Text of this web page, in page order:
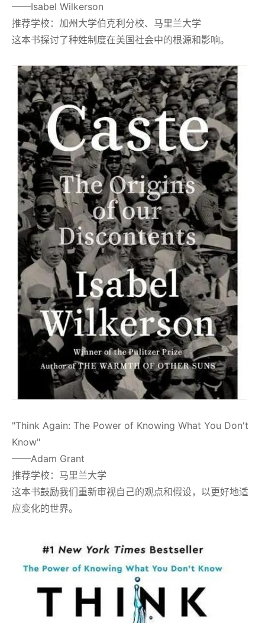
——Isabel Wilkerson
推荐学校：加州大学伯克利分校、马里兰大学
这本书探讨了种姓制度在美国社会中的根源和影响。
"Think Again: The Power of Knowing What You Don't
Know"
——Adam Grant
推荐学校：马里兰大学
这本书鼓励我们重新审视自己的观点和假设，以更好地适
应变化的世界。